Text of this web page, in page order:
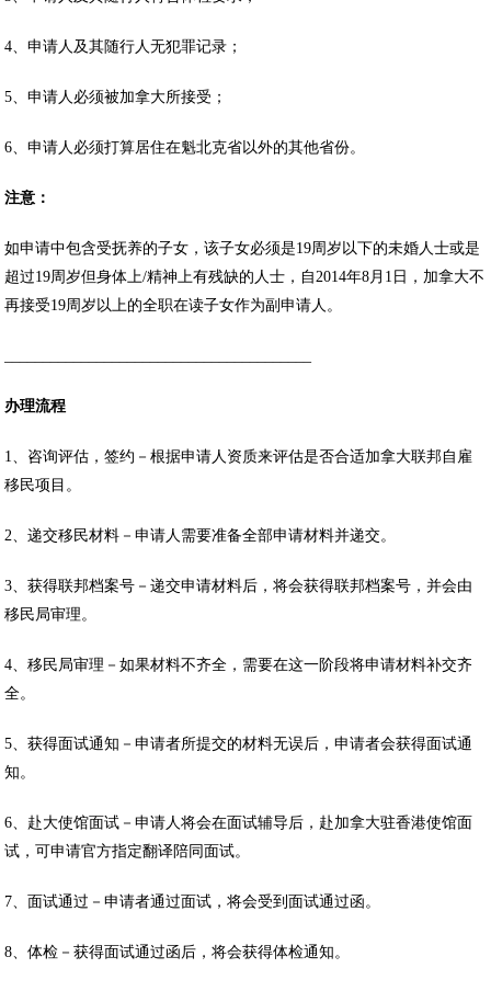
4、申请人及其随行人无犯罪记录；
5、申请人必须被加拿大所接受；
6、申请人必须打算居住在魁北克省以外的其他省份。
注意：
如申请中包含受抚养的子女，该子女必须是19周岁以下的未婚人士或是
超过19周岁但身体上/精神上有残缺的人士，自2014年8月1日，加拿大不
再接受19周岁以上的全职在读子女作为副申请人。
办理流程
1、咨询评估，签约－根据申请人资质来评估是否合适加拿大联邦自雇
移民项目。
2、递交移民材料－申请人需要准备全部申请材料并递交。
3、获得联邦档案号－递交申请材料后，将会获得联邦档案号，并会由
移民局审理。
4、移民局审理－如果材料不齐全，需要在这一阶段将申请材料补交齐
全。
5、获得面试通知－申请者所提交的材料无误后，申请者会获得面试通
知。
6、赴大使馆面试－申请人将会在面试辅导后，赴加拿大驻香港使馆面
试，可申请官方指定翻译陪同面试。
7、面试通过－申请者通过面试，将会受到面试通过函。
8、体检－获得面试通过函后，将会获得体检通知。